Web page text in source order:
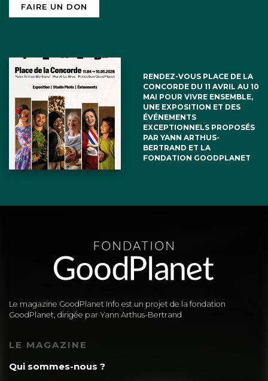
FAIRE UN DON
RENDEZ-VOUS PLACE DE LA
CONCORDE DU 11 AVRIL AU 10
MAI POUR VIVRE ENSEMBLE,
UNE EXPOSITION ET DES
ÉVÉNEMENTS
EXCEPTIONNELS PROPOSÉS
PAR YANN ARTHUS-
BERTRAND ET LA
FONDATION GOODPLANET
Le magazine GoodPlanet Info est un projet de la fondation
GoodPlanet, dirigée par Yann Arthus-Bertrand
LE MAGAZINE
Qui sommes-nous ?